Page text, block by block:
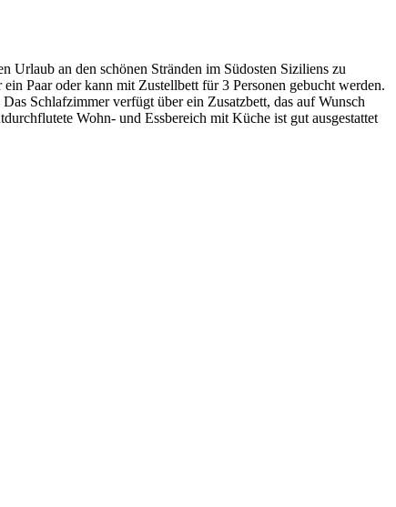
Urlaub an den schönen Stränden im Südosten Siziliens zu
Paar oder kann mit Zustellbett für 3 Personen gebucht werden.
Schlafzimmer verfügt über ein Zusatzbett, das auf Wunsch
Wohn- und Essbereich mit Küche ist gut ausgestattet